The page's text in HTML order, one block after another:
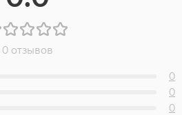
0 отзывов
0
0
0